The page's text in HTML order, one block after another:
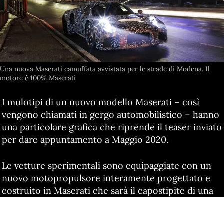
Una nuova Maserati camuffata avvistata per le strade di Modena. Il
motore è 100% Maserati
I mulotipi di un nuovo modello Maserati – così
vengono chiamati in gergo automobilistico – hanno
una particolare grafica che riprende il teaser inviato
per dare appuntamento a Maggio 2020.
Le vetture sperimentali sono equipaggiate con un
nuovo motopropulsore interamente progettato e
costruito in Maserati che sarà il capostipite di una